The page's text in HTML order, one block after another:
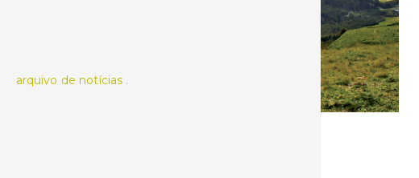
arquivo de notícias .